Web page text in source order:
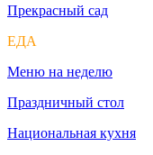
Прекрасный сад
ЕДА
Меню на неделю
Праздничный стол
Национальная кухня